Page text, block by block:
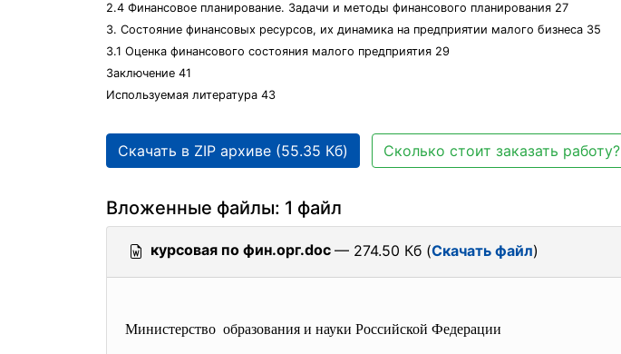
2.4 Финансовое планирование. Задачи и методы финансового планирования 27
3. Состояние финансовых ресурсов, их динамика на предприятии малого бизнеса 35
3.1 Оценка финансового состояния малого предприятия 29
Заключение 41
Используемая литература 43
Скачать в ZIP архиве (55.35 Кб) Сколько стоит заказать работу?
Вложенные файлы: 1 файл
курсовая по фин.орг.doc — 274.50 Кб (Скачать файл)
Министерство образования и науки Российской Федерации